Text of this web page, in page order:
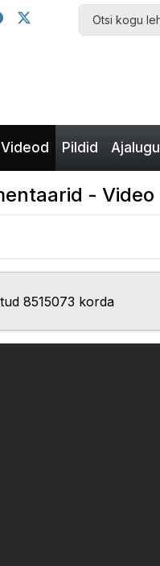
Videod Pildid Ajalugu
- Video
8515073 korda